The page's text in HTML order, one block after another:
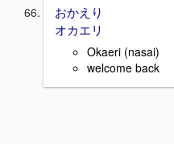
おかえり
オカエリ
Okaeri (nasai)
welcome back